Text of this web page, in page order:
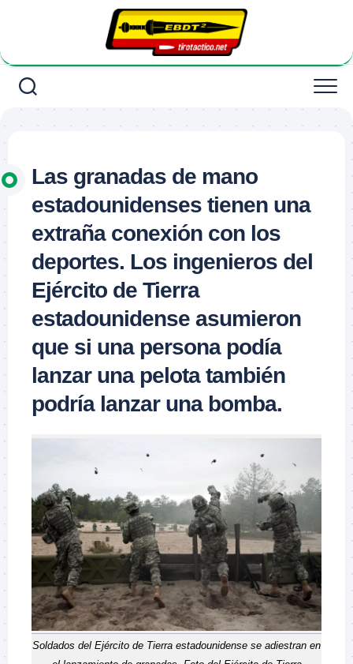
Las granadas de mano
estadounidenses tienen una
extraña conexión con los
deportes. Los ingenieros del
Ejército de Tierra
estadounidense asumieron
que si una persona podía
lanzar una pelota también
podría lanzar una bomba.
Soldados del Ejército de Tierra estadounidense se adiestran en